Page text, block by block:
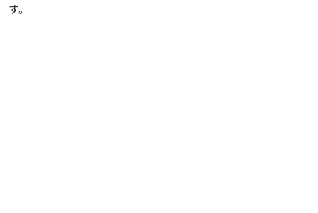
す。